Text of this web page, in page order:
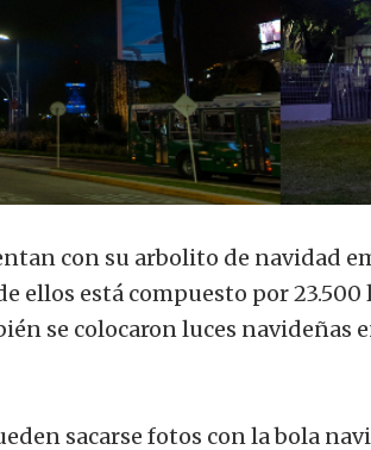
con su arbolito de navidad
ellos está compuesto por 23.500
se colocaron luces navideñas
sacarse fotos con la bola